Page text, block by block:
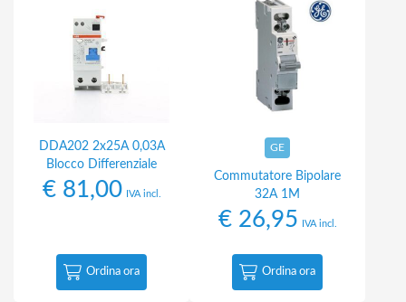
DDA202 2x25A 0,03A
Blocco Differenziale
€81,00 IVA incl.
Ordina ora
GE
Commutatore Bipolare
32A 1M
€26,95 IVA incl.
Ordina ora